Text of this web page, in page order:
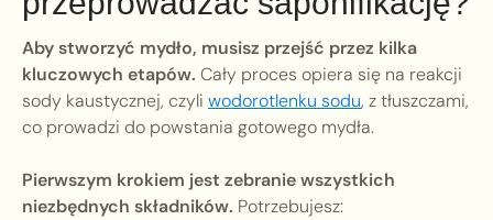
Aby stworzyć mydło, musisz przejść przez kilka
kluczowych etapów. Cały proces opiera się na reakcji
sody kaustycznej, czyli wodorotlenku sodu, z tłuszczami,
co prowadzi do powstania gotowego mydła.
Pierwszym krokiem jest zebranie wszystkich
niezbędnych składników. Potrzebujesz: